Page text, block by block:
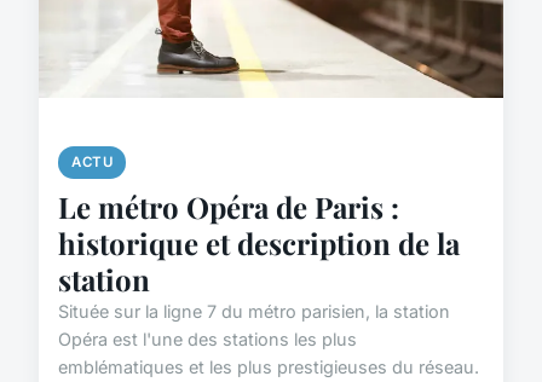
ACTU
Le métro Opéra de Paris :
historique et description de la
station
Située sur la ligne 7 du métro parisien, la station
Opéra est l'une des stations les plus
emblématiques et les plus prestigieuses du réseau.